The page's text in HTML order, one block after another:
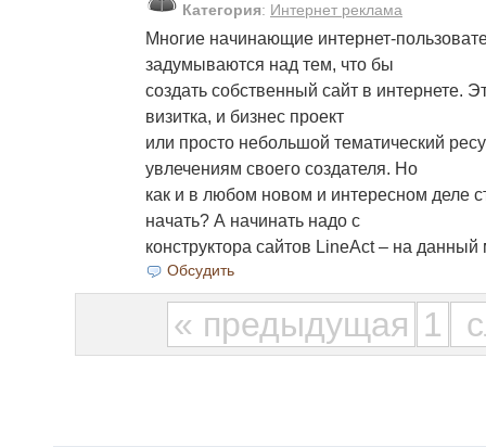
Категория: Интернет реклама
Многие начинающие интернет-
задумываются над тем, что бы
создать собственный сайт в интернете.
визитка, и бизнес проект
или просто небольшой тематический
увлечениям своего создателя. Но
как и в любом новом и интересном деле
начать? А начинать надо с
конструктора сайтов LineAct – на
Обсудить
« предыдущая 1